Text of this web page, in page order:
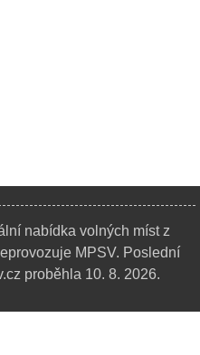
nabídka volných míst z
MPSV. Poslední
proběhla 10. 8. 2026.